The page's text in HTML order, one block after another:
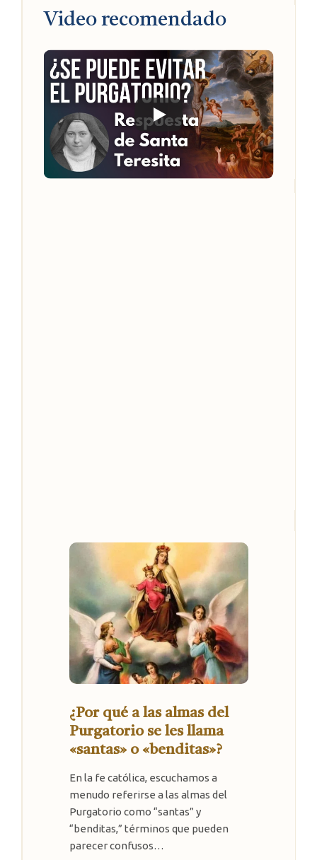
Video recomendado
¿Se puede evitar el
Purgatorio? Respuesta de
Santa Teresita
En el Carmelo de Lisieux, la hermana
María Filomena había llegado a la
convicción de que después de su
muerte pasaría por el Purgatorio.
Cua…